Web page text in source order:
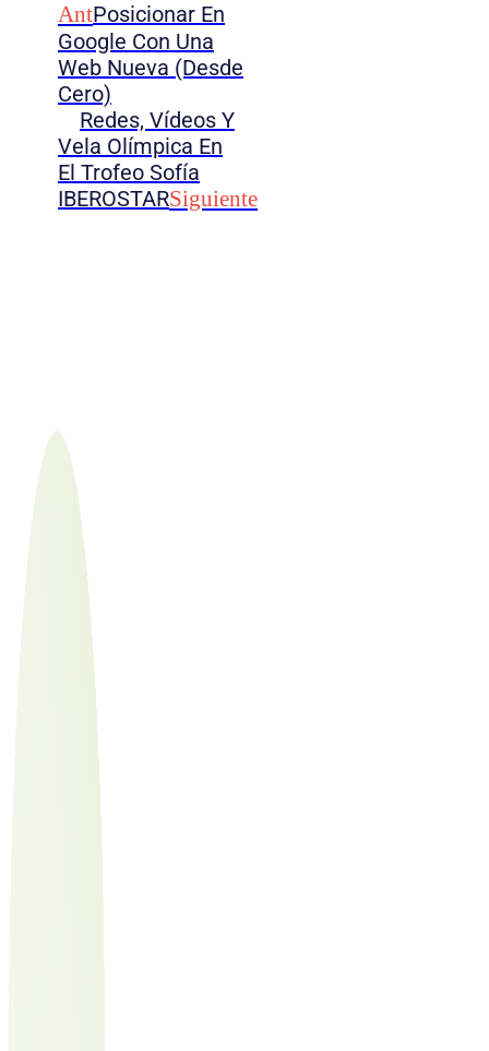
AntPosicionar En
Google Con Una
Web Nueva (desde
Cero)
Redes, Vídeos Y
Vela Olímpica En
El Trofeo Sofía
IBEROSTARSiguiente